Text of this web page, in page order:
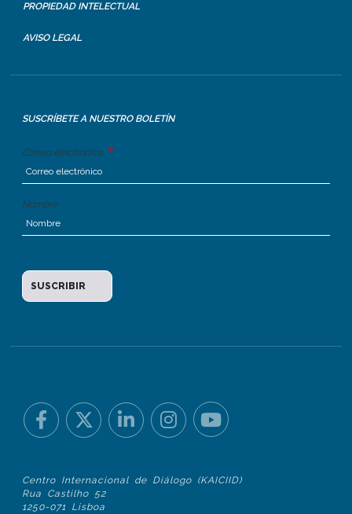
PROPIEDAD INTELECTUAL
AVISO LEGAL
SUSCRÍBETE A NUESTRO BOLETÍN
Correo electrónico
Nombre
Centro Internacional de Diálogo (KAICIID)
Rua Castilho 52
1250-071 Lisboa